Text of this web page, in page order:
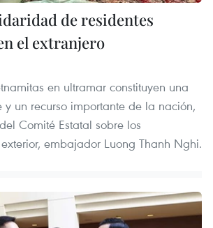
de residentes
el extranjero
en ultramar constituyen una
un recurso importante de la nación,
Comité Estatal sobre los
embajador Luong Thanh Nghi.